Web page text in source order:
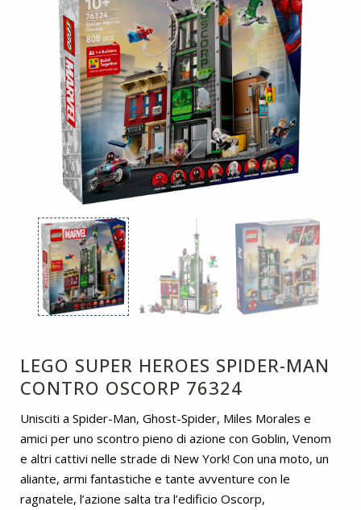
LEGO SUPER HEROES SPIDER-MAN
CONTRO OSCORP 76324
Unisciti a Spider-Man, Ghost-Spider, Miles Morales e
amici per uno scontro pieno di azione con Goblin, Venom
e altri cattivi nelle strade di New York! Con una moto, un
aliante, armi fantastiche e tante avventure con le
ragnatele, l’azione salta tra l’edificio Oscorp,